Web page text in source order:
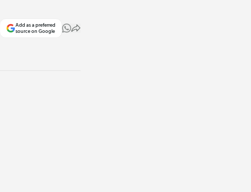
Add as a preferred
source on Google